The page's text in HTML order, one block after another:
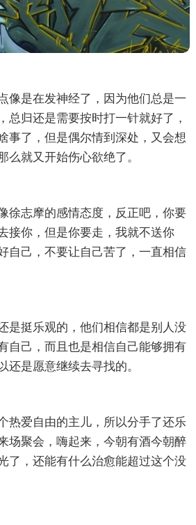
像是在发神经了，因为他们总是一
总归还是需要按时打一针就好了，
事了，但是偶尔情到深处，又会想
么就又开始伤心欲绝了。
徐志摩的感情态度，反正吧，你要
接你，但是你要走，我就不送你
自己，不要让自己苦了，一直相信
是挺乐观的，他们相信都是别人没
自己，而且也是相信自己能够拥有
还是愿意继续去寻找的。
热爱自由的主儿，所以分手了还乐
场聚会，嗨起来，今朝有酒今朝醉
了，还能有什么治愈能超过这个没